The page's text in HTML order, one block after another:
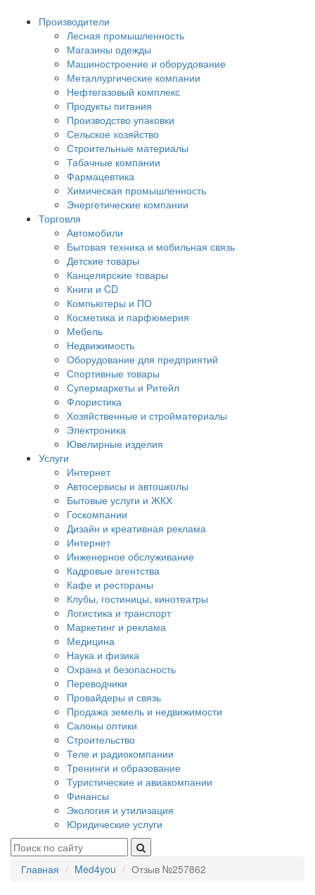
Производители
Лесная промышленность
Магазины одежды
Машиностроение и оборудование
Металлургические компании
Нефтегазовый комплекс
Продукты питания
Производство упаковки
Сельское хозяйство
Строительные материалы
Табачные компании
Фармацевтика
Химическая промышленность
Энергетические компании
Торговля
Автомобили
Бытовая техника и мобильная связь
Детские товары
Канцелярские товары
Книги и CD
Компьютеры и ПО
Косметика и парфюмерия
Мебель
Недвижимость
Оборудование для предприятий
Спортивные товары
Супермаркеты и Ритейл
Флористика
Хозяйственные и стройматериалы
Электроника
Ювелирные изделия
Услуги
Интернет
Автосервисы и автошколы
Бытовые услуги и ЖКХ
Госкомпании
Дизайн и креативная реклама
Интернет
Инженерное обслуживание
Кадровые агентства
Кафе и рестораны
Клубы, гостиницы, кинотеатры
Логистика и транспорт
Маркетинг и реклама
Медицина
Наука и физика
Охрана и безопасность
Переводчики
Провайдеры и связь
Продажа земель и недвижимости
Салоны оптики
Строительство
Теле и радиокомпании
Тренинги и образование
Туристические и авиакомпании
Финансы
Экология и утилизация
Юридические услуги
Главная Med4you Отзыв №257862